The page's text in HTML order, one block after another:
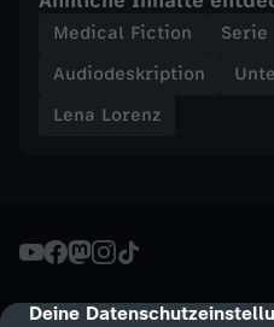
cmp-dialog-description
Deine
Medical Fiction Serie
Audiodeskription
Lena Lorenz